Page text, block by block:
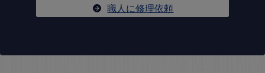
職人に修理依頼